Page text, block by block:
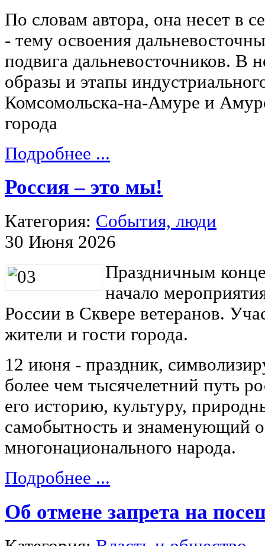
По словам автора, она несет в
- тему освоения
подвига дальневосточников. В
образы и этапы
Комсомольска-на-Амуре и
города
Подробнее ...
Россия – это мы!
Категория: События, люди
30 Июня 2026
Праздничным
начало
России в Сквере ветеранов.
жители и гости города.
12 июня - праздник,
более чем тысячелетний путь
его историю, культуру,
самобытность и знаменующий
многонационального народа.
Подробнее ...
Об отмене запрета на